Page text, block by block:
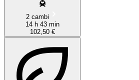
2 cambi
14 h 43 min
102,50 €